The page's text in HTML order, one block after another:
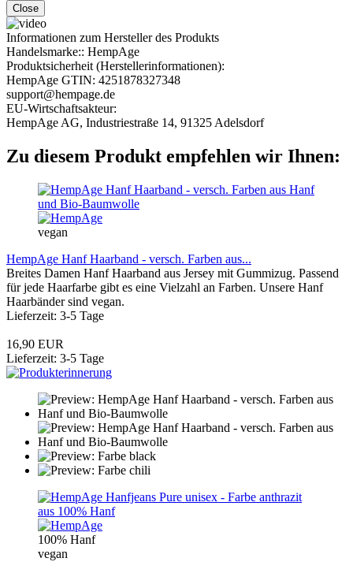
Close
Informationen zum Hersteller des Produkts
Handelsmarke:: HempAge
Produktsicherheit (Herstellerinformationen):
HempAge GTIN: 4251878327348
support@hempage.de
EU-Wirtschaftsakteur:
HempAge AG, Industriestraße 14, 91325 Adelsdorf
Zu diesem Produkt empfehlen wir Ihnen:
vegan
HempAge Hanf Haarband - versch. Farben aus...
Breites Damen Hanf Haarband aus Jersey mit Gummizug. Passend
für jede Haarfarbe gibt es eine Vielzahl an Farben. Unsere Hanf
Haarbänder sind vegan.
Lieferzeit: 3-5 Tage
16,90 EUR
Lieferzeit: 3-5 Tage
100% Hanf
vegan